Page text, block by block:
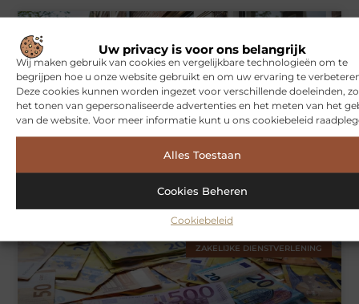
Uw privacy is voor ons belangrijk
Wij maken gebruik van cookies en vergelijkbare technologieën om te
begrijpen hoe u onze website gebruikt en om uw ervaring te
Deze cookies kunnen worden ingezet voor verschillende doeleinden,
het tonen van gepersonaliseerde advertenties en het meten van het
van de website. Voor meer informatie kunt u ons cookiebeleid
Alles Toestaan
Cookies Beheren
Cookiebeleid
ZAKELIJKE DIENSTVERLENING